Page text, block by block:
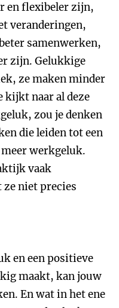
en flexibeler zijn,
veranderingen,
samenwerken,
zijn. Gelukkige
ze maken minder
kijkt naar al deze
zou je denken
die leiden tot een
werkgeluk.
vaak
ze niet precies
en een positieve
maakt, kan jouw
En wat in het ene